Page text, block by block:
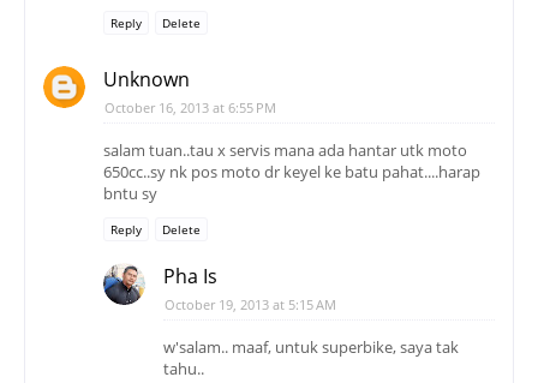
Reply Delete
Unknown
October 16, 2013 at 6:55 PM
salam tuan..tau x servis mana ada hantar utk moto
650cc..sy nk pos moto dr keyel ke batu pahat....harap
bntu sy
Reply Delete
Pha Is
October 19, 2013 at 5:15 AM
w'salam.. maaf, untuk superbike, saya tak
tahu..